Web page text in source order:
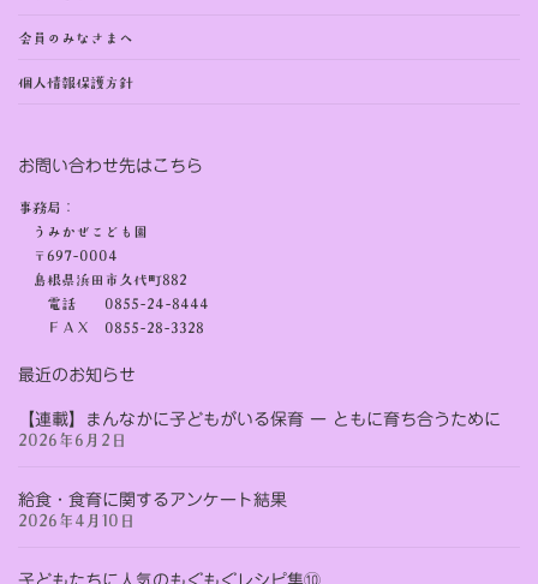
会員のみなさまへ
個人情報保護方針
お問い合わせ先はこちら
事務局：
うみかぜこども園
〒697-0004
島根県浜田市久代町882
電話 0855-24-8444
ＦＡＸ 0855-28-3328
最近のお知らせ
【連載】まんなかに子どもがいる保育 ー ともに育ち合うために
2026年6月2日
給食・食育に関するアンケート結果
2026年4月10日
子どもたちに人気のもぐもぐレシピ集⑩